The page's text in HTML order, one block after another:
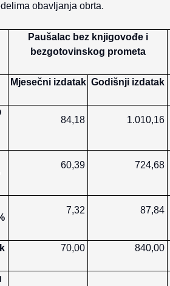
obavljanja obrta.
Paušalac bez knjigovođe i
bezgotovinskog prometa
Mjesečni izdatak Godišnji izdatak
84,18 1.010,16
60,39 724,68
7,32 87,84
70,00 840,00